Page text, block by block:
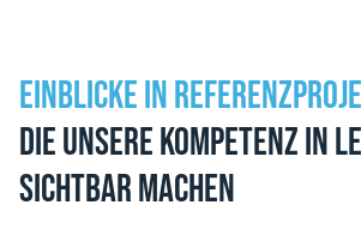
Einblicke in
die unsere Kompetenz in
sichtbar machen